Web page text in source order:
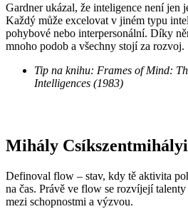
Gardner ukázal, že inteligence není jen
Každý může excelovat v jiném typu
pohybové nebo interpersonální. Díky
mnoho podob a všechny stojí za rozvoj.
Tip na knihu: Frames of Mind:
Intelligences (1983)
Mihály
Definoval flow – stav, kdy tě aktivita
na čas. Právě ve flow se rozvíjejí
mezi schopnostmi a výzvou.